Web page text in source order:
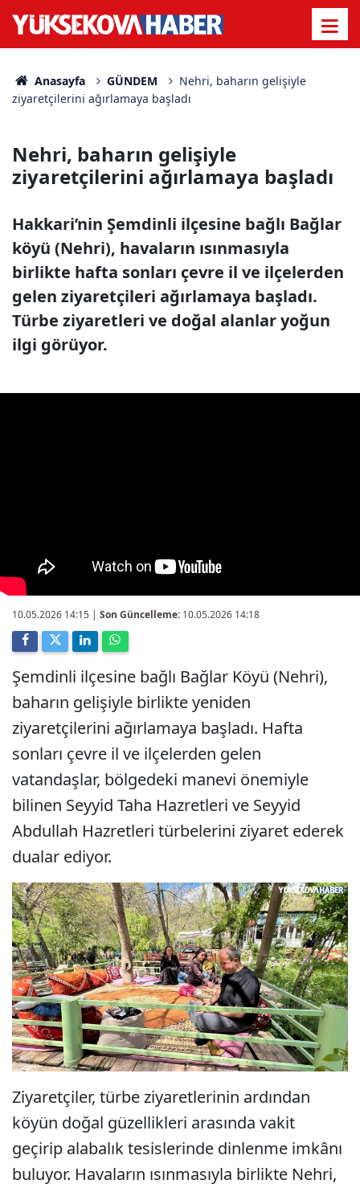
Anasayfa GÜNDEM
Nehri, baharın gelişiyle
ziyaretçilerini ağırlamaya başladı
Nehri, baharın gelişiyle
ziyaretçilerini ağırlamaya başladı
Hakkari’nin Şemdinli ilçesine bağlı Bağlar
köyü (Nehri), havaların ısınmasıyla
birlikte hafta sonları çevre il ve ilçelerden
gelen ziyaretçileri ağırlamaya başladı.
Türbe ziyaretleri ve doğal alanlar yoğun
ilgi görüyor.
10.05.2026 14:15 | Son Güncelleme: 10.05.2026 14:18
Şemdinli ilçesine bağlı Bağlar Köyü (Nehri),
baharın gelişiyle birlikte yeniden
ziyaretçilerini ağırlamaya başladı. Hafta
sonları çevre il ve ilçelerden gelen
vatandaşlar, bölgedeki manevi önemiyle
bilinen Seyyid Taha Hazretleri ve Seyyid
Abdullah Hazretleri türbelerini ziyaret ederek
dualar ediyor.
Ziyaretçiler, türbe ziyaretlerinin ardından
köyün doğal güzellikleri arasında vakit
geçirip alabalık tesislerinde dinlenme imkânı
buluyor. Havaların ısınmasıyla birlikte Nehri,